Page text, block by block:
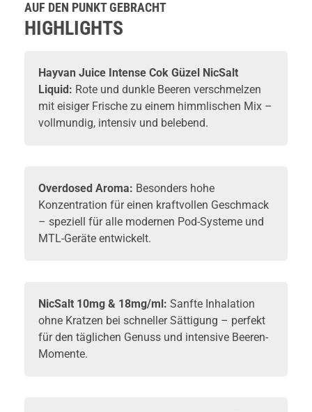
AUF DEN PUNKT GEBRACHT
HIGHLIGHTS
Hayvan Juice Intense Cok Güzel NicSalt
Liquid: Rote und dunkle Beeren verschmelzen
mit eisiger Frische zu einem himmlischen Mix –
vollmundig, intensiv und belebend.
Overdosed Aroma: Besonders hohe
Konzentration für einen kraftvollen Geschmack
– speziell für alle modernen Pod-Systeme und
MTL-Geräte entwickelt.
NicSalt 10mg & 18mg/ml: Sanfte Inhalation
ohne Kratzen bei schneller Sättigung – perfekt
für den täglichen Genuss und intensive Beeren-
Momente.